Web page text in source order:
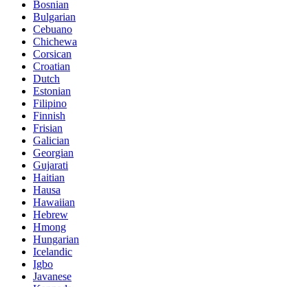
Bosnian
Bulgarian
Cebuano
Chichewa
Corsican
Croatian
Dutch
Estonian
Filipino
Finnish
Frisian
Galician
Georgian
Gujarati
Haitian
Hausa
Hawaiian
Hebrew
Hmong
Hungarian
Icelandic
Igbo
Javanese